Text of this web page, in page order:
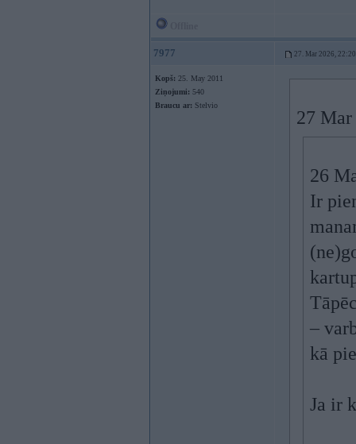
7977 27. Mar 2026, 22:20
Kopš: 25. May 2011
Ziņojumi: 540
Braucu ar: Stelvio
27
26
Ir
–
kā
Ja ir